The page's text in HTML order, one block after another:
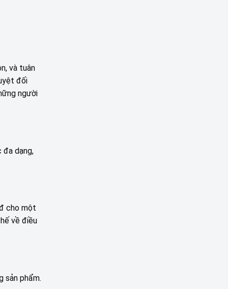
và tuân
đối
người
đa dạng,
cho một
về điều
sản phẩm.